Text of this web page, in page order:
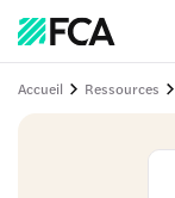
Accueil Ressources